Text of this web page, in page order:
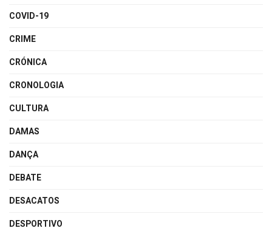
COVID-19
CRIME
CRÓNICA
CRONOLOGIA
CULTURA
DAMAS
DANÇA
DEBATE
DESACATOS
DESPORTIVO